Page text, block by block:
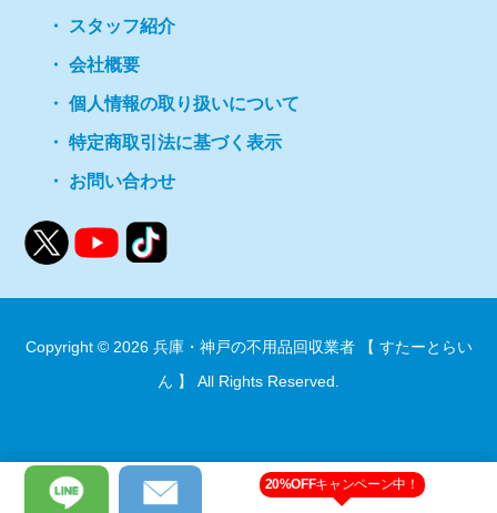
スタッフ紹介
会社概要
個人情報の取り扱いについて
特定商取引法に基づく表示
お問い合わせ
Copyright © 2026 兵庫・神戸の不用品回収業者 【 すたーとらい
ん 】
All Rights Reserved.
20%OFFキャンペーン中！